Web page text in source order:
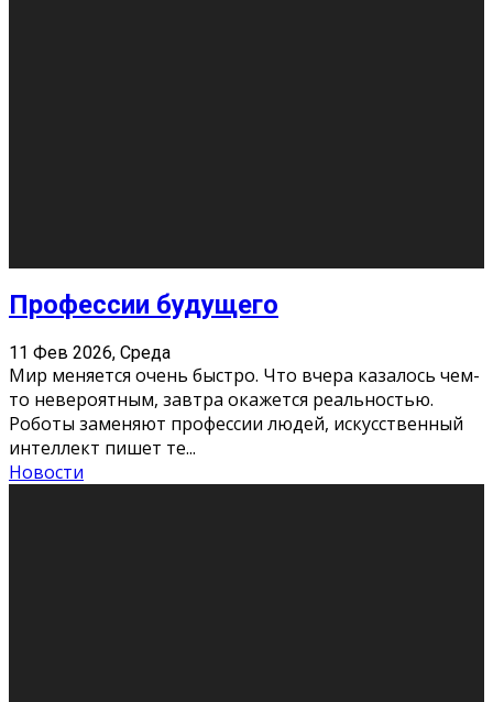
Как бороться со стрессом
11 Фев 2026, Среда
Стресс – нормальная реакция организма, когда
факторов, воздействующих на твой организм
больше, чем ресурсов. Есть советы, как бороться со
стрессовым состояни
Новости